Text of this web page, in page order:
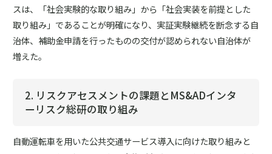
スは、「社会実験的な取り組み」から「社会実装を前提とした
取り組み」であることが明確になり、実証実験継続を断念する自
治体、補助金申請を行ったものの交付が認められない自治体が
増えた。
2. リスクアセスメントの課題とMS&ADインタ
ーリスク総研の取り組み
自動運転車を用いた公共交通サービス導入に向けた取り組みと